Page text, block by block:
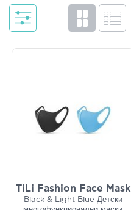
TiLi Fashion Face Mask
Black & Light Blue Детски